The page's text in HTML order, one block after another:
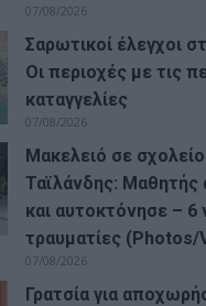
07/08/2026
Σαρωτικοί έλεγχοι
Οι περιοχές με τις
καταγγελίες
07/08/2026
Μακελειό σε
Ταϊλάνδης: Μαθητής
και αυτοκτόνησε – 6
τραυματίες (Photos/
07/08/2026
Γρατσία για